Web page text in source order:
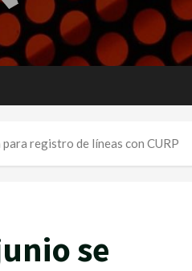
registro de líneas con CURP
se